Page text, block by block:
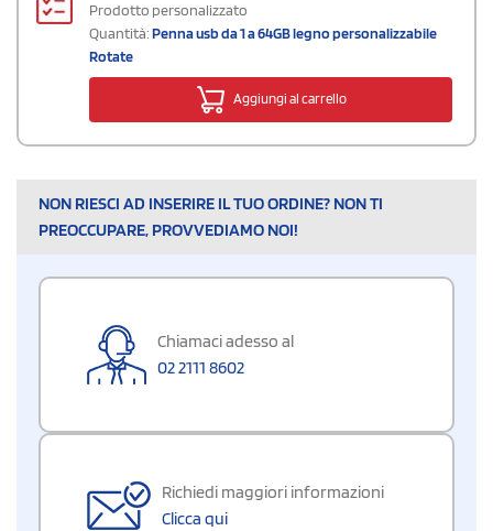
Prodotto personalizzato
Quantità:Penna usb da 1 a 64GB legno personalizzabile
Rotate
Aggiungi al carrello
NON RIESCI AD INSERIRE IL TUO ORDINE? NON TI
PREOCCUPARE, PROVVEDIAMO NOI!
Chiamaci adesso al
02 2111 8602
Richiedi maggiori informazioni
Clicca qui